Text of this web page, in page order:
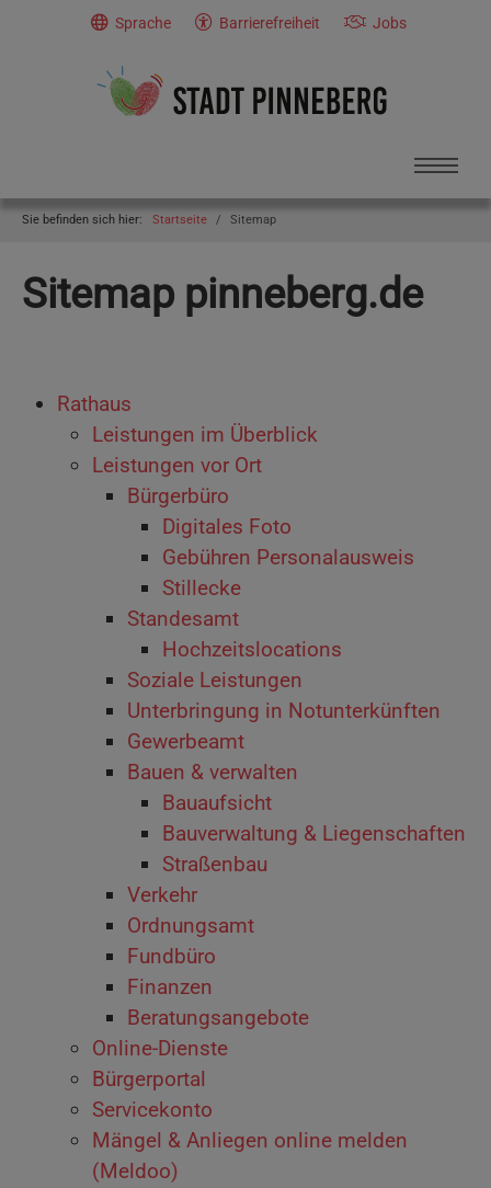
Skip to main navigation
Skip to main content
Skip to page footer
Sprache Barrierefreiheit Jobs
You are here:
Sie befinden sich hier: Startseite Sitemap
Sitemap pinneberg.de
Rathaus
Leistungen im Überblick
Leistungen vor Ort
Bürgerbüro
Digitales Foto
Gebühren Personalausweis
Stillecke
Standesamt
Hochzeitslocations
Soziale Leistungen
Unterbringung in Notunterkünften
Gewerbeamt
Bauen & verwalten
Bauaufsicht
Bauverwaltung & Liegenschaften
Straßenbau
Verkehr
Ordnungsamt
Fundbüro
Finanzen
Beratungsangebote
Online-Dienste
Bürgerportal
Servicekonto
Mängel & Anliegen online melden
(Meldoo)